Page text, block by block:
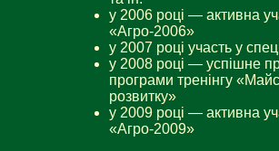
у 2006 році — активна
«Агро-2006»
у 2007 році участь у
у 2008 році — успішне
програми тренінгу
розвитку»
у 2009 році — активна
«Агро-2009»